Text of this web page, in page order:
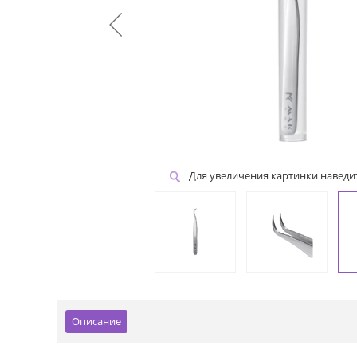
Для увеличения картинки
Описание